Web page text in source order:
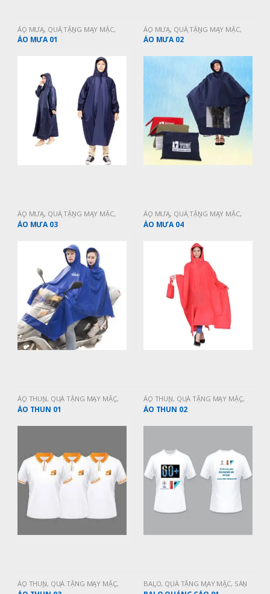
ÁO MƯA, QUÀ TẶNG MAY MẶC,
SẢN PHẨM MỚI CẬP NHẬT
ÁO MƯA 01
ÁO MƯA, QUÀ TẶNG MAY MẶC,
SẢN PHẨM MỚI CẬP NHẬT
ÁO MƯA 02
ÁO MƯA, QUÀ TẶNG MAY MẶC,
SẢN PHẨM MỚI CẬP NHẬT
ÁO MƯA 03
ÁO MƯA, QUÀ TẶNG MAY MẶC,
SẢN PHẨM MỚI CẬP NHẬT
ÁO MƯA 04
ÁO THUN, QUÀ TẶNG MAY MẶC,
SẢN PHẨM BÁN CHẠY SẢN PHẨM
MỚI CẬP NHẬT
ÁO THUN 01
ÁO THUN, QUÀ TẶNG MAY MẶC,
SẢN PHẨM BÁN CHẠY SẢN PHẨM
MỚI CẬP NHẬT
ÁO THUN 02
ÁO THUN, QUÀ TẶNG MAY MẶC,
SẢN PHẨM BÁN CHẠY SẢN PHẨM
BALO, QUÀ TẶNG MAY MẶC, SẢN
PHẨM BÁN CHẠY,SẢN PHẨM MỚI